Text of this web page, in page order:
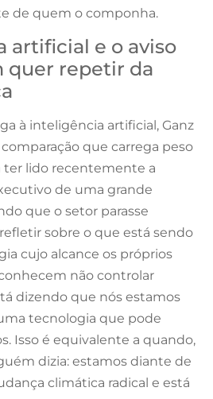
de quem o componha.
artificial e o aviso
quer repetir da
à inteligência artificial, Ganz
que carrega peso
ter lido recentemente a
de uma grande
que o setor parasse
sobre o que está sendo
cujo alcance os próprios
não controlar
dizendo que nós estamos
tecnologia que pode
Isso é equivalente a quando,
dizia: estamos diante de
climática radical e está